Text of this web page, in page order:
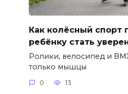
Как колёсный спорт
ребёнку стать
Ролики, велосипед и
только мышцы
0 13